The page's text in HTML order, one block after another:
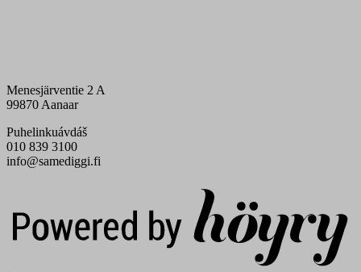
Menesjärventie 2 A
99870 Aanaar
Puhelinkuávdáš
010 839 3100
info@samediggi.fi